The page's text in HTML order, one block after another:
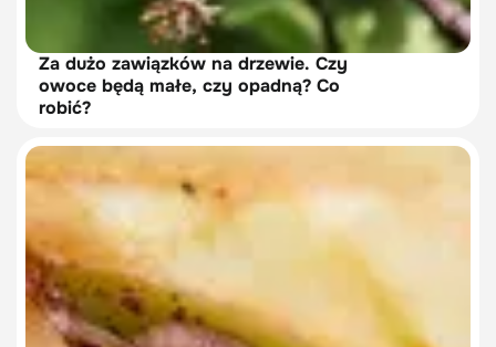
Za dużo zawiązków na drzewie. Czy
owoce będą małe, czy opadną? Co
robić?